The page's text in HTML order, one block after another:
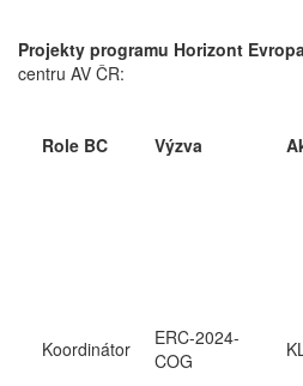
Projekty programu Horizont Evropa
centru AV ČR:
Role BC Výzva
Koordinátor
ERC-2024-
COG